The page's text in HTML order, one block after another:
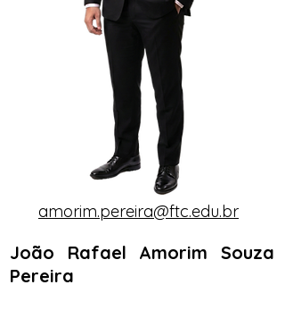
amorim.pereira@ftc.edu.br
João Rafael Amorim Souza
Pereira